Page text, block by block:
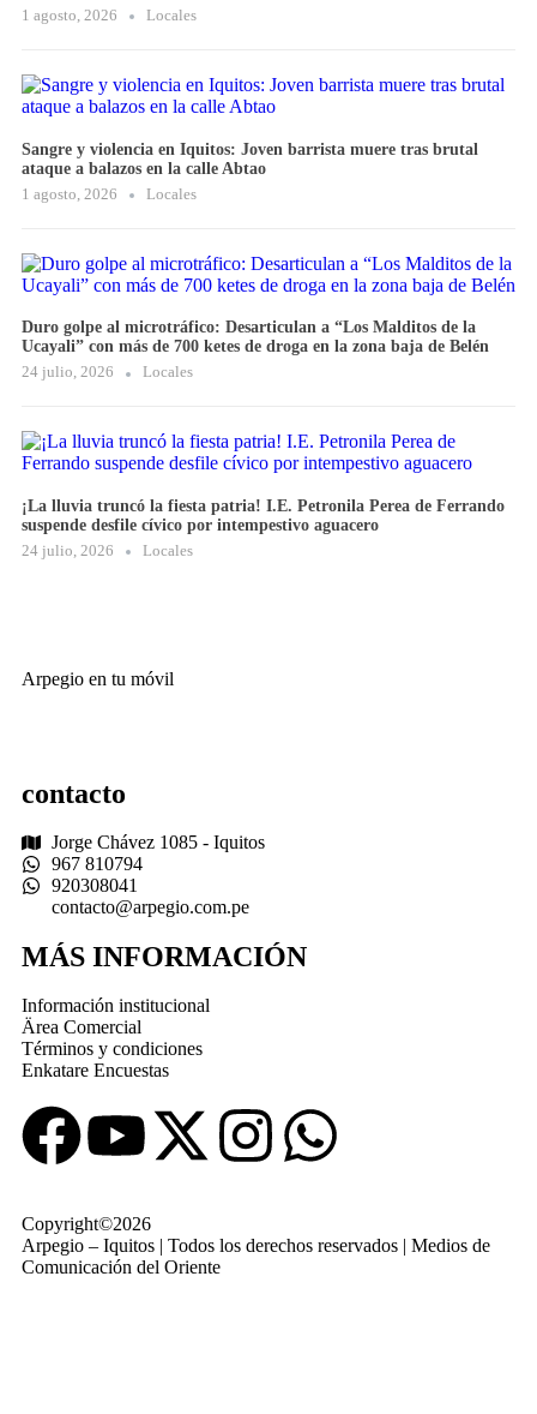
1 agosto, 2026 Locales
Sangre y violencia en Iquitos: Joven barrista muere tras brutal
ataque a balazos en la calle Abtao
1 agosto, 2026
Locales
Duro golpe al microtráfico: Desarticulan a “Los Malditos de la
Ucayali” con más de 700 ketes de droga en la zona baja de Belén
24 julio, 2026
Locales
¡La lluvia truncó la fiesta patria! I.E. Petronila Perea de Ferrando
suspende desfile cívico por intempestivo aguacero
24 julio, 2026
Locales
Arpegio en tu móvil
contacto
Jorge Chávez 1085 - Iquitos
967 810794
920308041
contacto@arpegio.com.pe
MÁS INFORMACIÓN
Información institucional
Ärea Comercial
Términos y condiciones
Enkatare Encuestas
Copyright©2026
Arpegio – Iquitos | Todos los derechos reservados | Medios de
Comunicación del Oriente